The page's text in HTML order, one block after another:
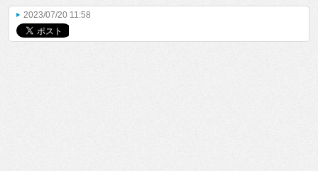
2023/07/20 11:58